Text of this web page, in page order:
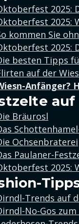
2025:
2025:
kommen Sie
2025:
besten Tipps
auf der
Anfänger?
Bräurosl
Ochsenbraterei
Paulaner-
2025:
Trends auf
No-Gos